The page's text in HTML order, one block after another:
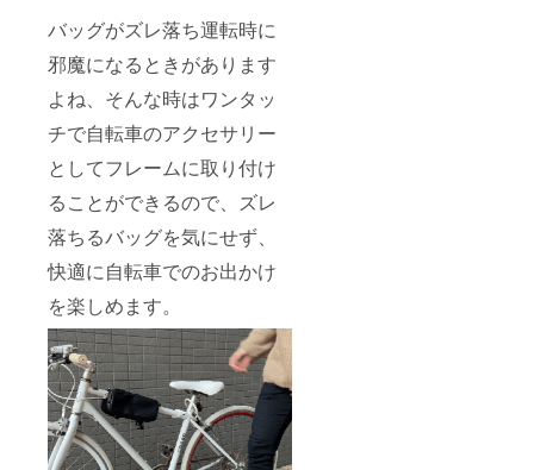
バッグがズレ落ち運転時に
邪魔になるときがあります
よね、そんな時はワンタッ
チで自転車のアクセサリー
としてフレームに取り付け
ることができるので、ズレ
落ちるバッグを気にせず、
快適に自転車でのお出かけ
を楽しめます。